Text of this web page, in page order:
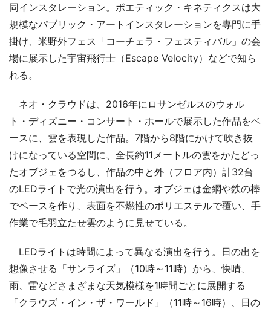
同インスタレーション。ポエティック・キネティクスは大
規模なパブリック・アートインスタレーションを専門に手
掛け、米野外フェス「コーチェラ・フェスティバル」の会
場に展示した宇宙飛行士（Escape Velocity）などで知ら
れる。
ネオ・クラウドは、2016年にロサンゼルスのウォル
ト・ディズニー・コンサート・ホールで展示した作品をベ
ースに、雲を表現した作品。7階から8階にかけて吹き抜
けになっている空間に、全長約11メートルの雲をかたどっ
たオブジェをつるし、作品の中と外（フロア内）計32台
のLEDライトで光の演出を行う。オブジェは金網や鉄の棒
でベースを作り、表面を不燃性のポリエステルで覆い、手
作業で毛羽立たせ雲のように見せている。
LEDライトは時間によって異なる演出を行う。日の出を
想像させる「サンライズ」（10時～11時）から、快晴、
雨、雷などさまざまな天気模様を1時間ごとに展開する
「クラウズ・イン・ザ・ワールド」（11時～16時）、日の